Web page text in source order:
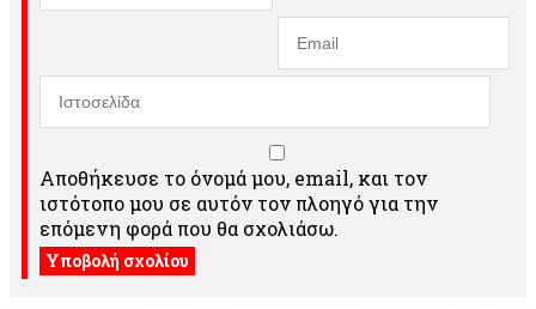
Αποθήκευσε το όνομά μου, email, και τον
ιστότοπο μου σε αυτόν τον πλοηγό για την
επόμενη φορά που θα σχολιάσω.